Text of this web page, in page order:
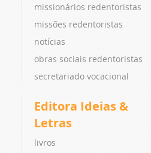
missionários redentoristas
missões redentoristas
notícias
obras sociais redentoristas
secretariado vocacional
Editora Ideias &
Letras
livros